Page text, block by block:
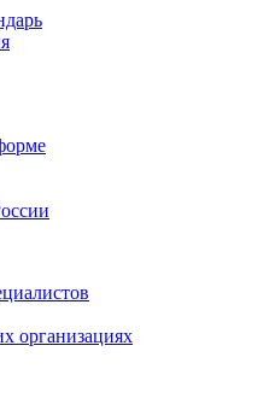
организациях